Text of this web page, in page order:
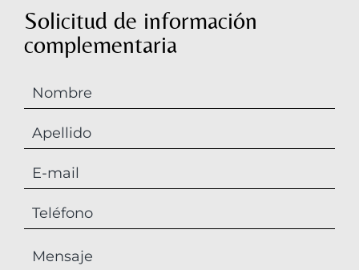
Solicitud de información
complementaria